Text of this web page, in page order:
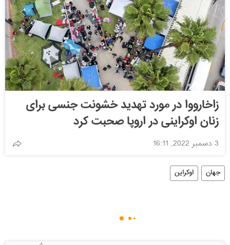
زاخارووا در مورد تهدید خشونت جنسی برای
زنان اوکراینی در اروپا صحبت کرد
3 دسمبر 2022, 16:11
جهان اوکراین